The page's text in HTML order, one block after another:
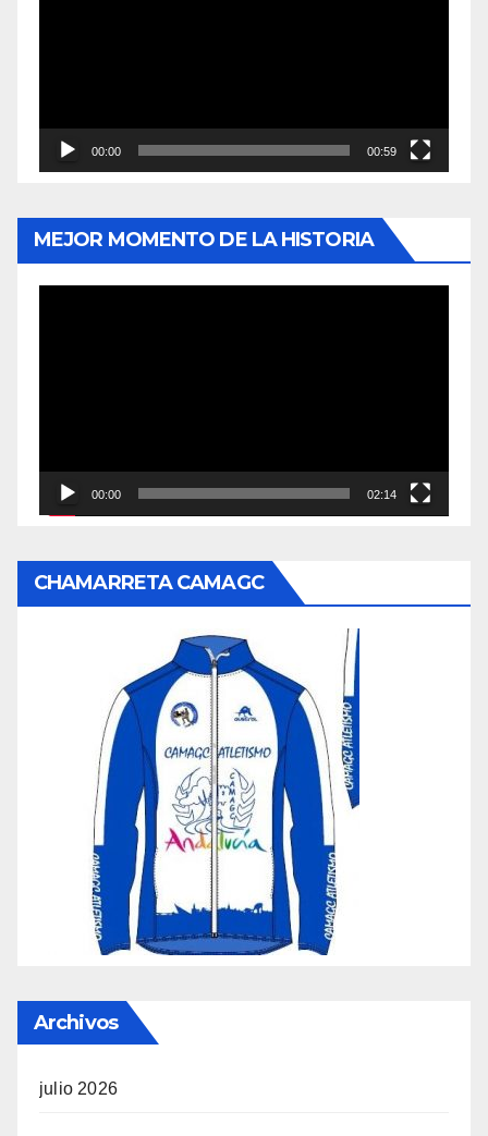
00:00 00:59
MEJOR MOMENTO DE LA HISTORIA
00:00 02:14
CHAMARRETA CAMAGC
Archivos
julio 2026